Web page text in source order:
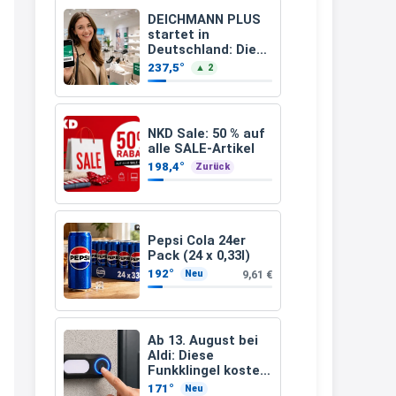
DEICHMANN PLUS
startet in
Deutschland: Diese
Vorteile bekommt
Ihr jetzt beim
Schuhkauf
237,5° ▲ 2
NKD Sale: 50 % auf
alle SALE-Artikel
198,4° Zurück
Pepsi Cola 24er
Pack (24 x 0,33l)
192° Neu 9,61 €
Ab 13. August bei
Aldi: Diese
Funkklingel kostet
nur 3,49 Euro
171° Neu
müsste schon stornieren und
nochmal bestellen, da man
Rabattcodes oder auch
Geschenkgutscheine im
Warenkorb oder an der Kasse
VOR dem Kauf einlösen kann.
17:06
↩
Och siche den Gutschein
fürmeggelebaguetts
Kerstin
Meggle bagett Gutschein code